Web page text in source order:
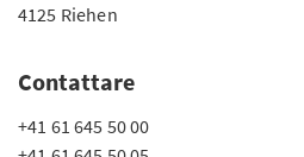
4125 Riehen
Contattare
+41 61 645 50 00